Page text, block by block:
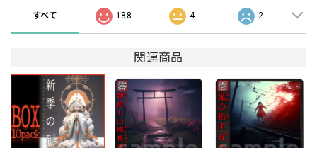
すべて 188 4 2
関連商品